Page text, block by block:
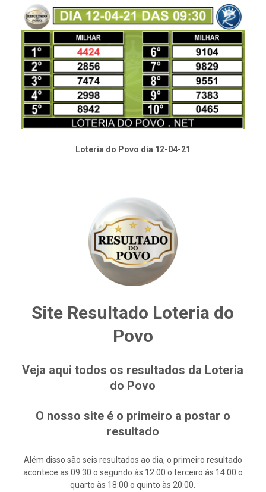
Loteria do Povo dia 12-04-21
Site Resultado Loteria do
Povo
Veja aqui todos os resultados da Loteria
do Povo
O nosso site é o primeiro a postar o
resultado
Além disso são seis resultados ao dia, o primeiro resultado
acontece as 09:30 o segundo às 12:00 o terceiro às 14:00 o
quarto às 18:00 o quinto às 20:00.